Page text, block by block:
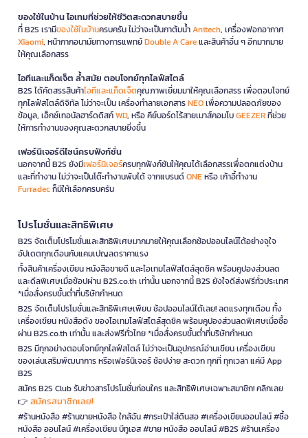
ของใช้ในบ้าน ไอเทมที่ช่วยให้ชีวิตสะดวกสบายขึ้น
ที่ B2S เรามีของใช้ในบ้านครบครัน ไม่ว่าจะเป็นกาต้มน้ำAnitech, เครื่องฟอกอากาศ
Xiaomi, หน้ากากอนามัยทางการแพทย์Double A Careและสินค้าอื่น ๆ อีกมากมาย
ให้คุณเลือกสรร
ไอทีและแก็ดเจ็ต ล้ำสมัย ตอบโจทย์ทุกไลฟ์สไตล์
B2S ได้คัดสรรสินค้าไอทีและแก็ดเจ็ตคุณภาพเยี่ยมมาให้คุณเลือกสรร เพื่อตอบโจทย์
ทุกไลฟ์สไตล์ดิจิทัล ไม่ว่าจะเป็น เครื่องทำลายเอกสารNEOเพื่อความปลอดภัยของ
ข้อมูล, เอ็กซ์เทอนัลฮาร์ดดิสก์WD, หรือ คีย์บอร์ดไร้สายเมาส์คอมโบGEEZERที่ช่วย
ให้การทำงานของคุณสะดวกสบายยิ่งขึ้น
เฟอร์นิเจอร์ดีไซน์ครบฟังก์ชั่น
นอกจากนี้ B2S ยังมีเฟอร์นิเจอร์ครบทุกฟังก์ชันให้คุณได้เลือกสรรเพื่อตกแต่งบ้าน
และที่ทำงาน ไม่ว่าจะเป็นโต๊ะทำงานพับได้ จากแบรนด์ONEหรือ เก้าอี้ทำงาน
Furradecก็มีให้เลือกครบครัน
โปรโมชั่นและสิทธิพิเศษ
B2S จัดเต็มโปรโมชั่นและสิทธิพิเศษมากมายให้คุณเลือกช้อปออนไลน์ได้อย่างจุใจ
อัปเดตทุกเดือนกับแคมเปญลดราคาแรง
ทั้งสินค้าเครื่องเขียน หนังสือขายดี และไอเทมไลฟ์สไตล์สุดชิค พร้อมคูปองส่วนลด
และดีลพิเศษเมื่อช้อปผ่าน B2S.co.th เท่านั้น นอกจากนี้ B2S ยังใจดีส่งฟรีทั่วประเทศ
*เมื่อสั่งครบขั้นต่ำที่บริษัทกำหนด
B2S จัดเต็มโปรโมชั่นและสิทธิพิเศษเพียบ ช้อปออนไลน์ได้เลย! ลดแรงทุกเดือน ทั้ง
เครื่องเขียน หนังสือดัง ของไอเทมไลฟ์สไตล์สุดชิค พร้อมคูปองส่วนลดพิเศษเมื่อซื้อ
ผ่าน B2S.co.th เท่านั้น และส่งฟรีทั่วไทย *เมื่อสั่งครบขั้นต่ำที่บริษัทกำหนด
B2S มีทุกอย่างตอบโจทย์ทุกไลฟ์สไตล์ ไม่ว่าจะเป็นอุปกรณ์อ่านเขียน เครื่องเขียน
ของเล่นเสริมพัฒนาการ หรือเฟอร์นิเจอร์ ช้อปง่าย สะดวก ทุกที่ ทุกเวลา แค่มี App
B2S
สมัคร B2S Club รับข่าวสารโปรโมชั่นก่อนใคร และสิทธิพิเศษเฉพาะสมาชิก! คลิกเลย
👉 สมัครสมาชิกเลย!
#ร้านหนังสือ #ร้านขายหนังสือ ใกล้ฉัน #กระเป๋าใส่ดินสอ #เครื่องเขียนออนไลน์ #ซื้อ
หนังสือ ออนไลน์ #เครื่องเขียน บีทูเอส #ขาย หนังสือ ออนไลน์ #B2S #ร้านเครื่อง